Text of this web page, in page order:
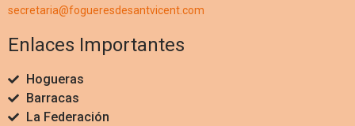
secretaria@fogueresdesantvicent.com
Enlaces Importantes
Hogueras
Barracas
La Federación